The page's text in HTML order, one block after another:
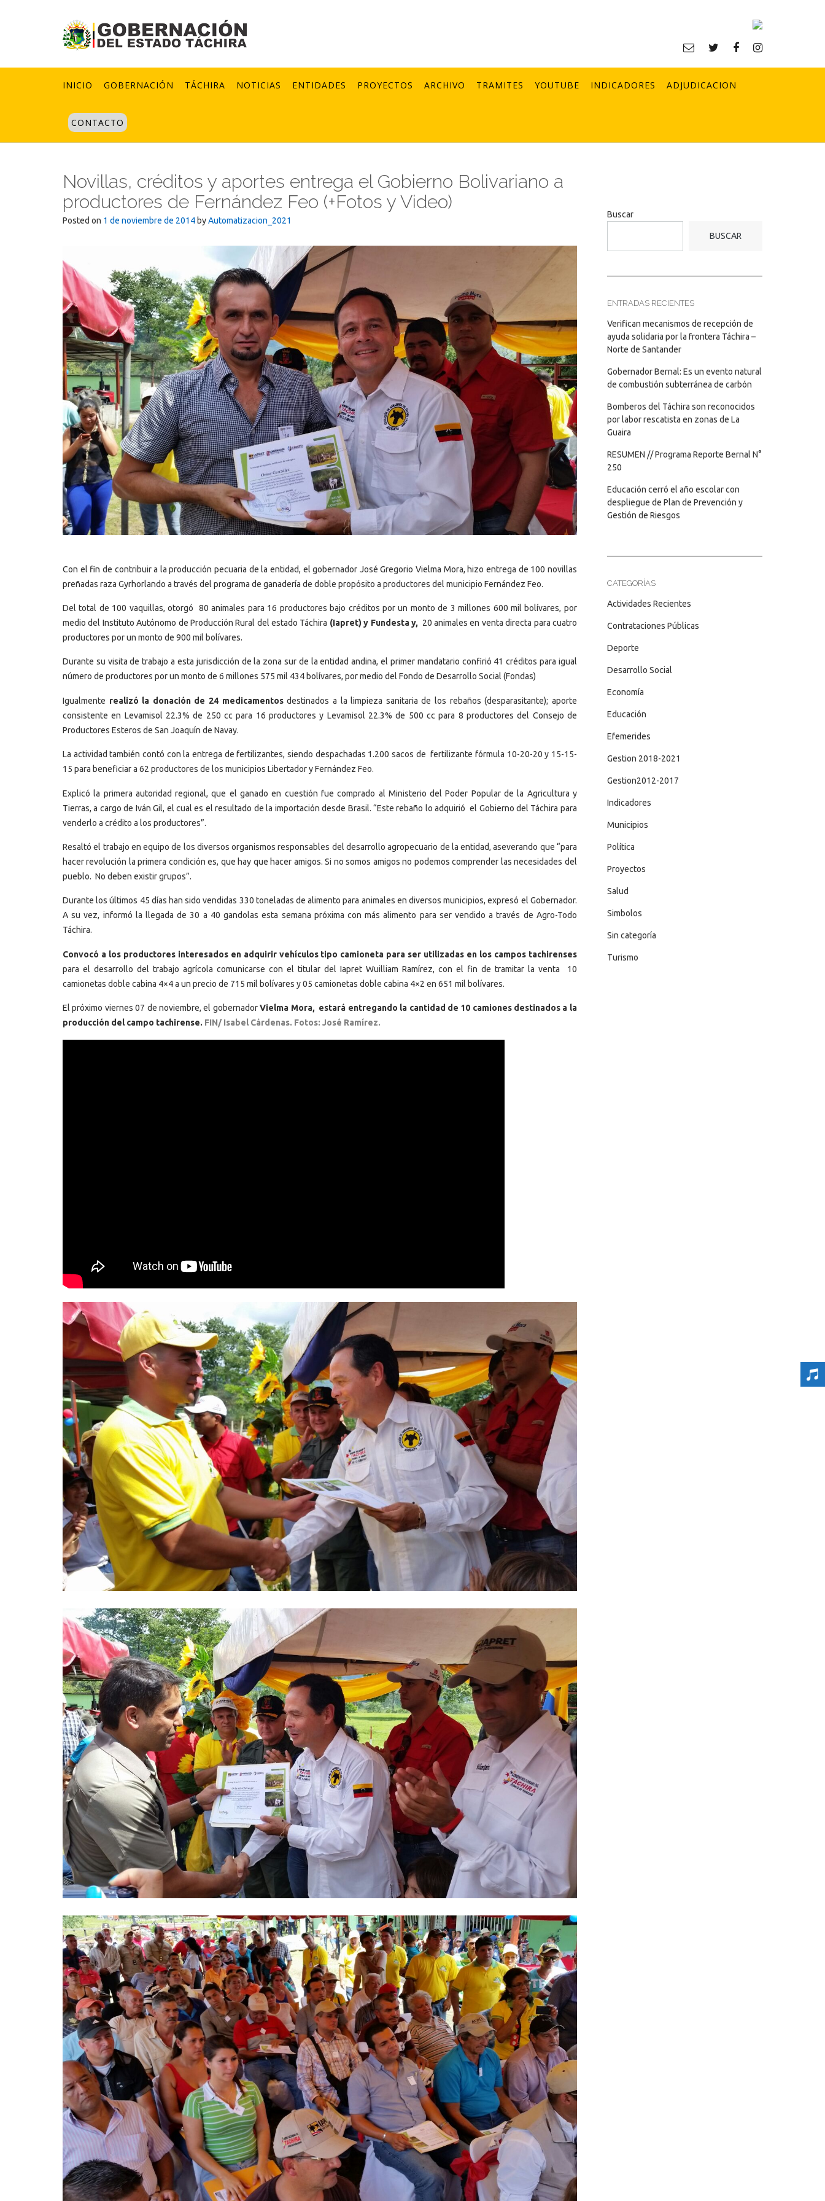
INICIO GOBERNACIÓN TÁCHIRA NOTICIAS ENTIDADES PROYECTOS ARCHIVO TRAMITES YOUTUBE INDICADORES ADJUDICACION
CONTACTO
Novillas, créditos y aportes entrega el Gobierno Bolivariano a
productores de Fernández Feo (+Fotos y Video)
Posted on 1 de noviembre de 2014 byAutomatizacion_2021
Con el fin de contribuir a la producción pecuaria de la entidad, el gobernador José Gregorio Vielma Mora, hizo entrega de 100 novillas
preñadas raza Gyrhorlando a través del programa de ganadería de doble propósito a productores del municipio Fernández Feo.
Del total de 100 vaquillas, otorgó
80 animales para 16 productores bajo créditos por un monto de 3 millones 600 mil bolívares, por
medio del Instituto Autónomo de Producción Rural del estado Táchira (Iapret) y Fundesta y, 20 animales en venta directa para cuatro
productores por un monto de 900 mil bolívares.
Durante su visita de trabajo a esta jurisdicción de la zona sur de la entidad andina, el primer mandatario confirió 41 créditos para igual
número de productores por un monto de 6 millones 575 mil 434 bolívares, por medio del Fondo de Desarrollo Social (Fondas)
Igualmente realizó la donación de 24 medicamentosdestinados a la limpieza sanitaria de los rebaños (desparasitante); aporte
consistente en Levamisol 22.3% de 250 cc para 16 productores y Levamisol 22.3% de 500 cc para 8 productores del Consejo de
Productores Esteros de San Joaquín de Navay.
La actividad también contó con la entrega de fertilizantes, siendo despachadas 1.200 sacos de fertilizante fórmula 10-20-20 y 15-15-
15 para beneficiar a 62 productores de los municipios Libertador y Fernández Feo.
Explicó la primera autoridad regional, que el ganado en cuestión fue comprado al Ministerio del Poder Popular de la Agricultura y
Tierras, a cargo de Iván Gil, el cual es el resultado de la importación desde Brasil. “Este rebaño lo adquirió el Gobierno del Táchira para
venderlo a crédito a los productores”.
Resaltó el trabajo en equipo de los diversos organismos responsables del desarrollo agropecuario de la entidad, aseverando que “para
hacer revolución la primera condición es, que hay que hacer amigos. Si no somos amigos no podemos comprender las necesidades del
pueblo. No deben existir grupos”.
Durante los últimos 45 días han sido vendidas 330 toneladas de alimento para animales en diversos municipios, expresó el Gobernador.
A su vez, informó la llegada de 30 a 40 gandolas esta semana próxima con más alimento para ser vendido a través de Agro-Todo
Táchira.
Convocó a los productores interesados en adquirir vehículos tipo camioneta para ser utilizadas en los campos tachirenses
para el desarrollo del trabajo agrícola comunicarse con el titular del Iapret Wuilliam Ramírez, con el fin de tramitar la venta 10
camionetas doble cabina 4×4 a un precio de 715 mil bolívares y 05 camionetas doble cabina 4×2 en 651 mil bolívares.
El próximo viernes 07 de noviembre, el gobernadorVielma Mora, estará entregando la cantidad de 10 camiones destinados a la
producción del campo tachirense. FIN/ Isabel Cárdenas. Fotos: José Ramírez.
Buscar
BUSCAR
ENTRADAS RECIENTES
Verifican mecanismos de recepción de
ayuda solidaria por la frontera Táchira –
Norte de Santander
Gobernador Bernal: Es un evento natural
de combustión subterránea de carbón
Bomberos del Táchira son reconocidos
por labor rescatista en zonas de La
Guaira
RESUMEN // Programa Reporte Bernal N°
250
Educación cerró el año escolar con
despliegue de Plan de Prevención y
Gestión de Riesgos
CATEGORÍAS
Actividades Recientes
Contrataciones Públicas
Deporte
Desarrollo Social
Economía
Educación
Efemerides
Gestion 2018-2021
Gestion2012-2017
Indicadores
Municipios
Política
Proyectos
Salud
Simbolos
Sin categoría
Turismo